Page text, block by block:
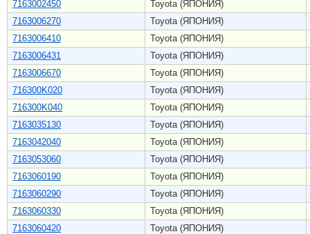
7163002450
Toyota (ЯПОНИЯ)
7163006270
Toyota (ЯПОНИЯ)
7163006410
Toyota (ЯПОНИЯ)
7163006431
Toyota (ЯПОНИЯ)
7163006670
Toyota (ЯПОНИЯ)
716300K020
Toyota (ЯПОНИЯ)
716300K040
Toyota (ЯПОНИЯ)
7163035130
Toyota (ЯПОНИЯ)
7163042040
Toyota (ЯПОНИЯ)
7163053060
Toyota (ЯПОНИЯ)
7163060190
Toyota (ЯПОНИЯ)
7163060290
Toyota (ЯПОНИЯ)
7163060330
Toyota (ЯПОНИЯ)
7163060420
Toyota (ЯПОНИЯ)